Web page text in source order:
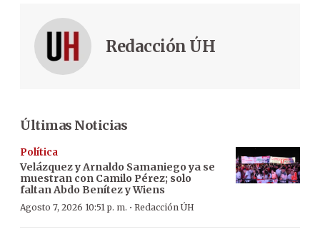
Redacción ÚH
Últimas Noticias
Política
Velázquez y Arnaldo Samaniego ya se
muestran con Camilo Pérez; solo
faltan Abdo Benítez y Wiens
Agosto 7, 2026 10:51 p. m. · Redacción ÚH